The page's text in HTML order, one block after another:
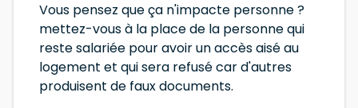
Vous pensez que ça n'impacte personne ?
mettez-vous à la place de la personne qui
reste salariée pour avoir un accès aisé au
logement et qui sera refusé car d'autres
produisent de faux documents.